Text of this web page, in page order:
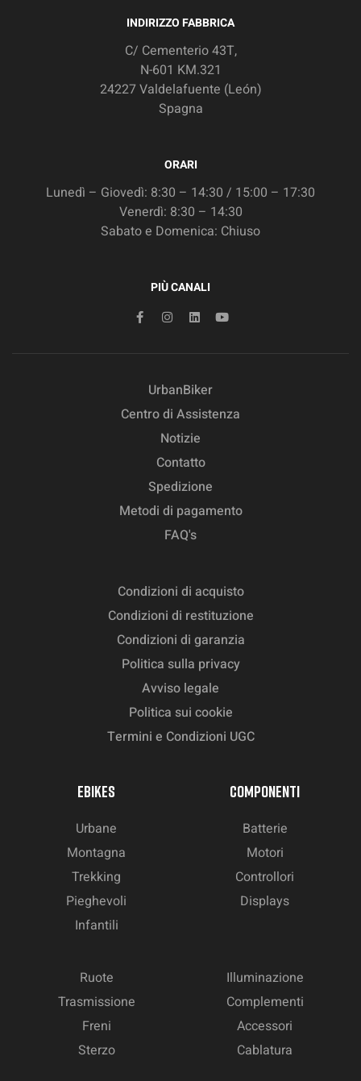
INDIRIZZO FABBRICA
C/ Cementerio 43T,
N-601 KM.321
24227 Valdelafuente (León)
Spagna
ORARI
Lunedì – Giovedì: 8:30 – 14:30 / 15:00 – 17:30
Venerdì: 8:30 – 14:30
Sabato e Domenica: Chiuso
PIÙ CANALI
UrbanBiker
Centro di Assistenza
Notizie
Contatto
Spedizione
Metodi di pagamento
FAQ's
Condizioni di acquisto
Condizioni di restituzione
Condizioni di garanzia
Politica sulla privacy
Avviso legale
Politica sui cookie
Termini e Condizioni UGC
EBIKES
Urbane
Montagna
Trekking
Pieghevoli
Infantili
COMPONENTI
Batterie
Motori
Controllori
Displays
Ruote
Trasmissione
Freni
Sterzo
Illuminazione
Complementi
Accessori
Cablatura